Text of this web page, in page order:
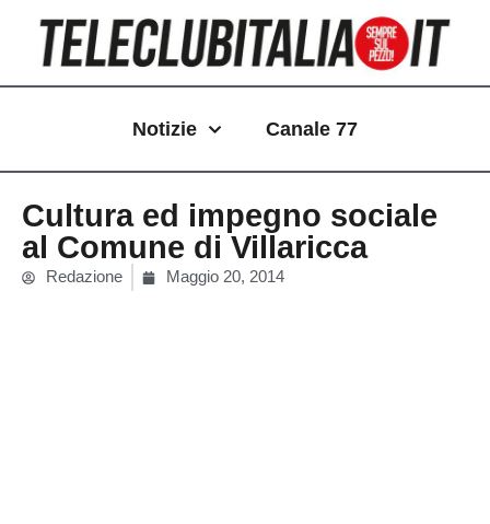
contenuto
Notizie Canale 77
Cultura ed impegno sociale
al Comune di Villaricca
Redazione Maggio 20, 2014